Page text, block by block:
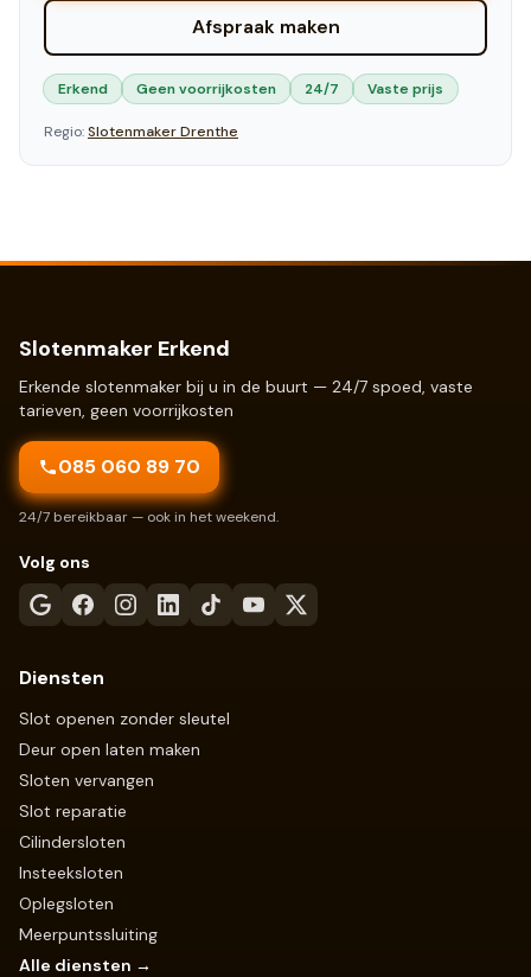
Afspraak maken
Erkend Geen voorrijkosten 24/7 Vaste prijs
Regio:SlotenmakerDrenthe
Slotenmaker Erkend
Erkende slotenmaker bij u in de buurt — 24/7 spoed, vaste
tarieven, geen voorrijkosten
085 060 89 70
24/7 bereikbaar — ook in het weekend.
Volg ons
Diensten
Slot openen zonder sleutel
Deur open laten maken
Sloten vervangen
Slot reparatie
Cilindersloten
Insteeksloten
Oplegsloten
Meerpuntssluiting
Alle diensten →